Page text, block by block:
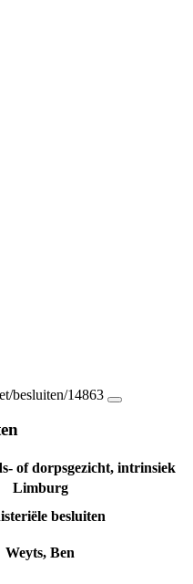
besluiten/14863
of dorpsgezicht, intrinsiek
Limburg
besluiten
Weyts, Ben